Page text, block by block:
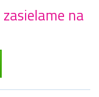
zasielame na